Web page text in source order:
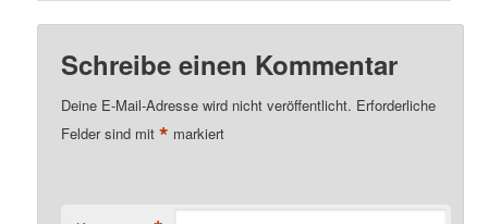
Schreibe einen Kommentar
Deine E-Mail-Adresse wird nicht veröffentlicht. Erforderliche
Felder sind mit* markiert